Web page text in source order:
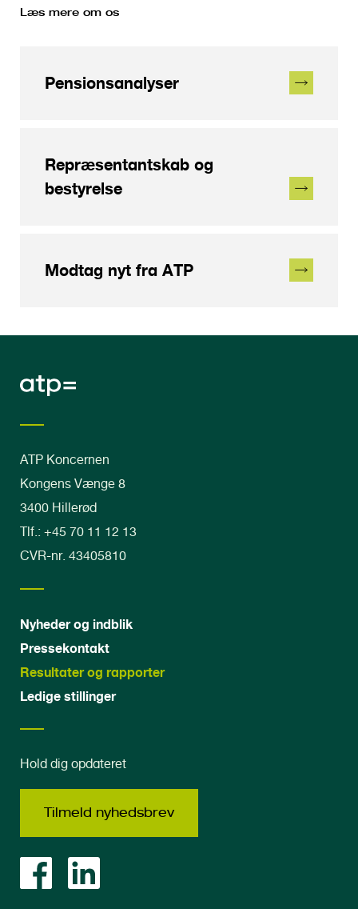
Læs mere om os
Pensionsanalyser
Repræsentantskab og
bestyrelse
Modtag nyt fra ATP
ATP Koncernen
Kongens Vænge 8
3400 Hillerød
Tlf.: +45 70 11 12 13
CVR-nr. 43405810
Nyheder og indblik
Pressekontakt
Resultater og rapporter
Ledige stillinger
Hold dig opdateret
Tilmeld nyhedsbrev